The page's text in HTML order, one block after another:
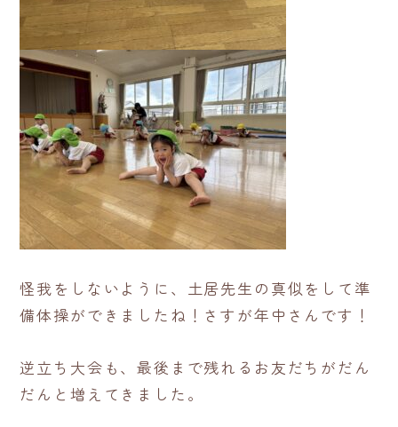
怪我をしないように、土居先生の真似をして準
備体操ができましたね！さすが年中さんです！
逆立ち大会も、最後まで残れるお友だちがだん
だんと増えてきました。